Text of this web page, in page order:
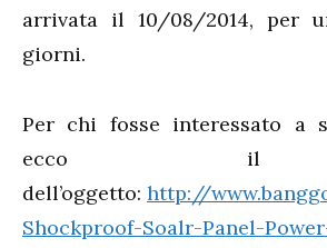
arrivata il 10/08/2014, per
giorni.
Per chi fosse interessato a
ecco il
dell’oggetto: http://
Shockproof-Soalr-Panel-